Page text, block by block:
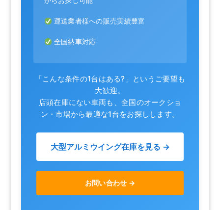
運送業者様への販売実績豊富
全国納車対応
「こんな条件の1台はある?」というご要望も
大歓迎。
店頭在庫にない車両も、全国のオークショ
ン・市場から最適な1台をお探しします。
大型アルミウイング在庫を見る →
お問い合わせ →